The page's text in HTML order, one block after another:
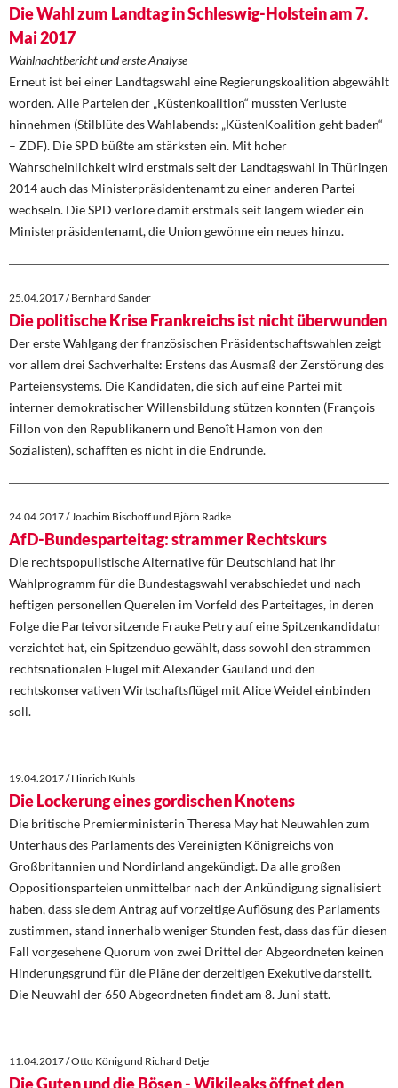
Die Wahl zum Landtag in Schleswig-Holstein am 7.
Mai 2017
Wahlnachtbericht und erste Analyse
Erneut ist bei einer Landtagswahl eine Regierungskoalition abgewählt
worden. Alle Parteien der „Küstenkoalition“ mussten Verluste
hinnehmen (Stilblüte des Wahlabends: „KüstenKoalition geht baden“
– ZDF). Die SPD büßte am stärksten ein. Mit hoher
Wahrscheinlichkeit wird erstmals seit der Landtagswahl in Thüringen
2014 auch das Ministerpräsidentenamt zu einer anderen Partei
wechseln. Die SPD verlöre damit erstmals seit langem wieder ein
Ministerpräsidentenamt, die Union gewönne ein neues hinzu.
25.04.2017 / Bernhard Sander
Die politische Krise Frankreichs ist nicht überwunden
Der erste Wahlgang der französischen Präsidentschaftswahlen zeigt
vor allem drei Sachverhalte: Erstens das Ausmaß der Zerstörung des
Parteiensystems. Die Kandidaten, die sich auf eine Partei mit
interner demokratischer Willensbildung stützen konnten (François
Fillon von den Republikanern und Benoît Hamon von den
Sozialisten), schafften es nicht in die Endrunde.
24.04.2017 / Joachim Bischoff und Björn Radke
AfD-Bundesparteitag: strammer Rechtskurs
Die rechtspopulistische Alternative für Deutschland hat ihr
Wahlprogramm für die Bundestagswahl verabschiedet und nach
heftigen personellen Querelen im Vorfeld des Parteitages, in deren
Folge die Parteivorsitzende Frauke Petry auf eine Spitzenkandidatur
verzichtet hat, ein Spitzenduo gewählt, dass sowohl den strammen
rechtsnationalen Flügel mit Alexander Gauland und den
rechtskonservativen Wirtschaftsflügel mit Alice Weidel einbinden
soll.
19.04.2017 / Hinrich Kuhls
Die Lockerung eines gordischen Knotens
Die britische Premierministerin Theresa May hat Neuwahlen zum
Unterhaus des Parlaments des Vereinigten Königreichs von
Großbritannien und Nordirland angekündigt. Da alle großen
Oppositionsparteien unmittelbar nach der Ankündigung signalisiert
haben, dass sie dem Antrag auf vorzeitige Auflösung des Parlaments
zustimmen, stand innerhalb weniger Stunden fest, dass das für diesen
Fall vorgesehene Quorum von zwei Drittel der Abgeordneten keinen
Hinderungsgrund für die Pläne der derzeitigen Exekutive darstellt.
Die Neuwahl der 650 Abgeordneten findet am 8. Juni statt.
11.04.2017 / Otto König und Richard Detje
Die Guten und die Bösen - Wikileaks öffnet den